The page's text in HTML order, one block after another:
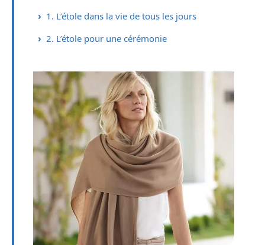
1. L’étole dans la vie de tous les jours
2. L’étole pour une cérémonie